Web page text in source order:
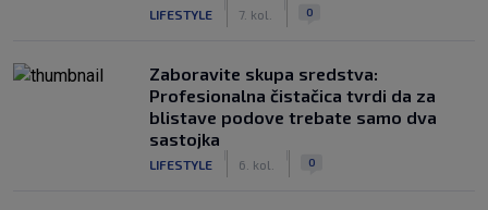
LIFESTYLE 7. kol. 0
Zaboravite skupa sredstva:
Profesionalna čistačica tvrdi da za
blistave podove trebate samo dva
sastojka
LIFESTYLE 6. kol. 0